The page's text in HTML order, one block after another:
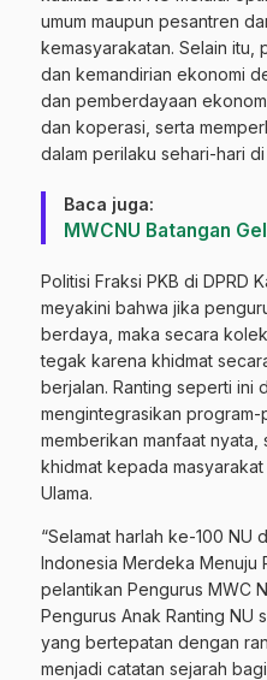
umum maupun pesantren
kemasyarakatan. Selain itu,
dan kemandirian ekonomi
dan pemberdayaan
dan koperasi, serta
dalam perilaku sehari-hari
Baca juga:
MWCNU Batangan
Politisi Fraksi PKB di DPRD
meyakini bahwa jika
berdaya, maka secara
tegak karena khidmat
berjalan. Ranting seperti ini
mengintegrasikan
memberikan manfaat
khidmat kepada
Ulama.
“Selamat harlah ke-100 NU
Indonesia Merdeka Menuju
pelantikan Pengurus MWC
Pengurus Anak Ranting NU
yang bertepatan dengan
menjadi catatan sejarah